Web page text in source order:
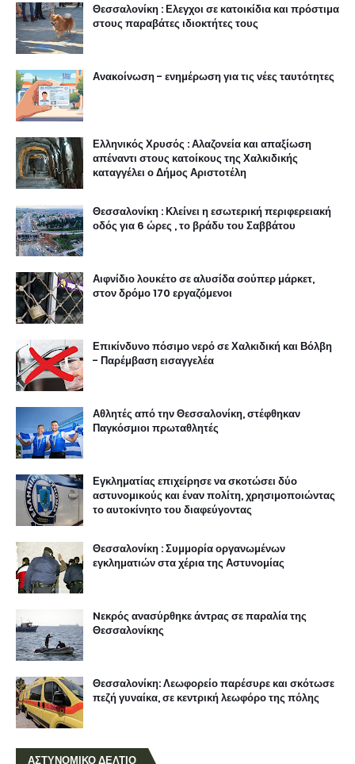
Θεσσαλονίκη : Ελεγχοι σε κατοικίδια και πρόστιμα
στους παραβάτες ιδιοκτήτες τους
Ανακοίνωση - ενημέρωση για τις νέες ταυτότητες
Ελληνικός Χρυσός : Αλαζονεία και απαξίωση
απέναντι στους κατοίκους της Χαλκιδικής
καταγγέλει ο Δήμος Αριστοτέλη
Θεσσαλονίκη : Κλείνει η εσωτερική περιφερειακή
οδός για 6 ώρες , το βράδυ του Σαββάτου
Αιφνίδιο λουκέτο σε αλυσίδα σούπερ μάρκετ,
στον δρόμο 170 εργαζόμενοι
Επικίνδυνο πόσιμο νερό σε Χαλκιδική και Βόλβη
- Παρέμβαση εισαγγελέα
Αθλητές από την Θεσσαλονίκη, στέφθηκαν
Παγκόσμιοι πρωταθλητές
Εγκληματίας επιχείρησε να σκοτώσει δύο
αστυνομικούς και έναν πολίτη, χρησιμοποιώντας
το αυτοκίνητο του διαφεύγοντας
Θεσσαλονίκη : Συμμορία οργανωμένων
εγκληματιών στα χέρια της Αστυνομίας
Nεκρός ανασύρθηκε άντρας σε παραλία της
Θεσσαλονίκης
Θεσσαλονίκη: Λεωφορείο παρέσυρε και σκότωσε
πεζή γυναίκα, σε κεντρική λεωφόρο της πόλης
ΑΣΤΥΝΟΜΙΚΟ ΔΕΛΤΙΟ